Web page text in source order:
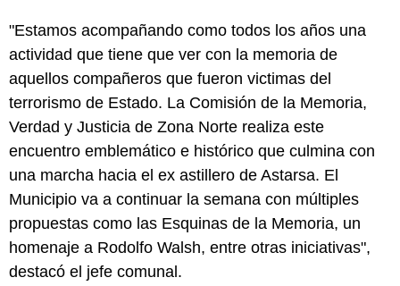
"Estamos acompañando como todos los años una
actividad que tiene que ver con la memoria de
aquellos compañeros que fueron victimas del
terrorismo de Estado. La Comisión de la Memoria,
Verdad y Justicia de Zona Norte realiza este
encuentro emblemático e histórico que culmina con
una marcha hacia el ex astillero de Astarsa. El
Municipio va a continuar la semana con múltiples
propuestas como las Esquinas de la Memoria, un
homenaje a Rodolfo Walsh, entre otras iniciativas",
destacó el jefe comunal.